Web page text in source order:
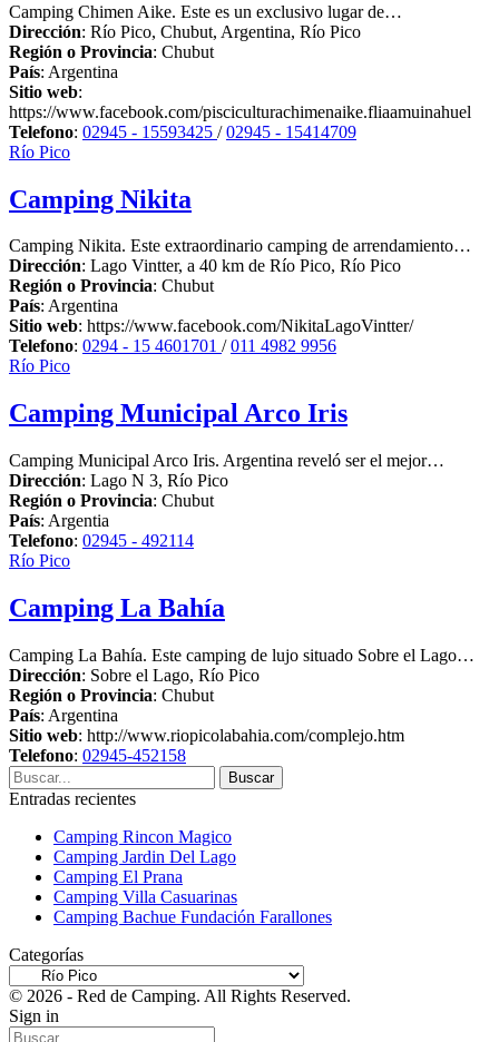
Camping Chimen Aike. Este es un exclusivo lugar de…
Dirección: Río Pico, Chubut, Argentina, Río Pico
Región o Provincia: Chubut
País: Argentina
Sitio web:
https://www.facebook.com/pisciculturachimenaike.fliaamuinahuel
Telefono: 02945 - 15593425 /02945 - 15414709
Río Pico
Camping Nikita
Camping Nikita. Este extraordinario camping de arrendamiento…
Dirección: Lago Vintter, a 40 km de Río Pico, Río Pico
Región o Provincia: Chubut
País: Argentina
Sitio web: https://www.facebook.com/NikitaLagoVintter/
Telefono: 0294 - 15 4601701 /011 4982 9956
Río Pico
Camping Municipal Arco Iris
Camping Municipal Arco Iris. Argentina reveló ser el mejor…
Dirección: Lago N 3, Río Pico
Región o Provincia: Chubut
País: Argentia
Telefono: 02945 - 492114
Río Pico
Camping La Bahía
Camping La Bahía. Este camping de lujo situado Sobre el Lago…
Dirección: Sobre el Lago, Río Pico
Región o Provincia: Chubut
País: Argentina
Sitio web: http://www.riopicolabahia.com/complejo.htm
Telefono: 02945-452158
Entradas recientes
Camping Rincon Magico
Camping Jardin Del Lago
Camping El Prana
Camping Villa Casuarinas
Camping Bachue Fundación Farallones
Categorías
Categorías
© 2026 - Red de Camping. All Rights Reserved.
Sign in